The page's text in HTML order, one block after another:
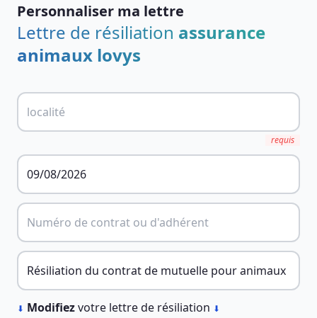
Personnaliser ma lettre
Lettre de résiliation assurance
animaux lovys
requis
⬇ Modifiezvotre lettre de résiliation ⬇